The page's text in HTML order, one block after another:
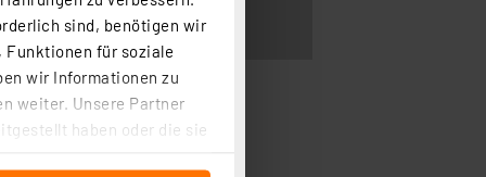
sind, benötigen wir
Funktionen für soziale
wir Informationen zu
weiter. Unsere Partner
haben oder die sie